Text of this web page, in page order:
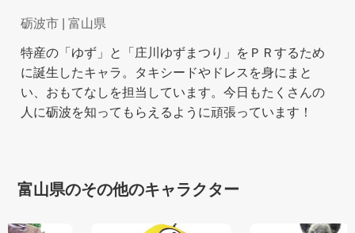
砺波市 | 富山県
特産の「ゆず」と「庄川ゆずまつり」をＰＲするため
に誕生したキャラ。タキシードやドレスを身にまと
い、おもてなしを担当しています。今日もたくさんの
人に砺波を知ってもらえるように頑張っています！
富山県のその他のキャラクター